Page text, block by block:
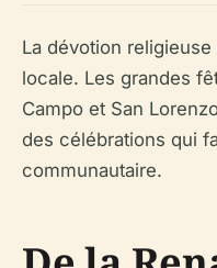
La dévotion
locale. Les grandes
Campo et San
des célébrations qui
communautaire.